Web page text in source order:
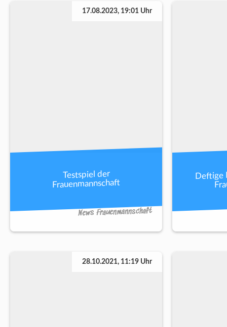
17.08.2023, 19:01 Uhr
Testspiel der
Frauenmannschaft
News Frauenmannschaft
Deftige
28.10.2021, 11:19 Uhr